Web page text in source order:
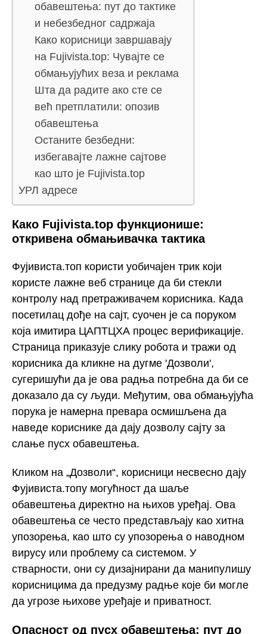
обавештења: пут до тактике
и небезбедног садржаја
Како корисници завршавају
на Fujivista.top: Чувајте се
обмањујућих веза и реклама
Шта да радите ако сте се
већ претплатили: опозив
обавештења
Останите безбедни:
избегавајте лажне сајтове
као што је Fujivista.top
УРЛ адресе
Како Fujivista.top функционише:
откривена обмањивачка тактика
Фујивиста.топ користи уобичајен трик који
користе лажне веб странице да би стекли
контролу над претраживачем корисника. Када
посетилац дође на сајт, суочен је са поруком
која имитира ЦАПТЦХА процес верификације.
Страница приказује слику робота и тражи од
корисника да кликне на дугме 'Дозволи',
сугеришући да је ова радња потребна да би се
доказало да су људи. Међутим, ова обмањујућа
порука је намерна превара осмишљена да
наведе кориснике да дају дозволу сајту за
слање пусх обавештења.
Кликом на „Дозволи“, корисници несвесно дају
Фујивиста.топу могућност да шаље
обавештења директно на њихов уређај. Ова
обавештења се често представљају као хитна
упозорења, као што су упозорења о наводном
вирусу или проблему са системом. У
стварности, они су дизајнирани да манипулишу
корисницима да предузму радње које би могле
да угрозе њихове уређаје и приватност.
Опасност од пусх обавештења: пут до